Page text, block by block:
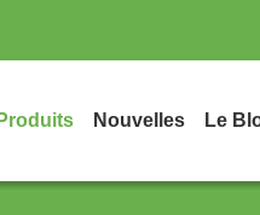
Produits Nouvelles Le